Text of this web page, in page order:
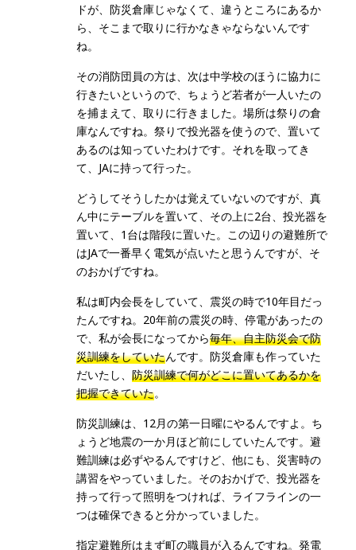
ドが、防災倉庫じゃなくて、違うところにあるか
ら、そこまで取りに行かなきゃならないんです
ね。
その消防団員の方は、次は中学校のほうに協力に
行きたいというので、ちょうど若者が一人いたの
を捕まえて、取りに行きました。場所は祭りの倉
庫なんですね。祭りで投光器を使うので、置いて
あるのは知っていたわけです。それを取ってき
て、JAに持って行った。
どうしてそうしたかは覚えていないのですが、真
ん中にテーブルを置いて、その上に2台、投光器を
置いて、1台は階段に置いた。この辺りの避難所で
はJAで一番早く電気が点いたと思うんですが、そ
のおかげですね。
私は町内会長をしていて、震災の時で10年目だっ
たんですね。20年前の震災の時、停電があったの
で、私が会長になってから毎年、自主防災会で防
災訓練をしていたんです。防災倉庫も作っていた
だいたし、防災訓練で何がどこに置いてあるかを
把握できていた。
防災訓練は、12月の第一日曜にやるんですよ。ち
ょうど地震の一か月ほど前にしていたんです。避
難訓練は必ずやるんですけど、他にも、災害時の
講習をやっていました。そのおかげで、投光器を
持って行って照明をつければ、ライフラインの一
つは確保できると分かっていました。
指定避難所はまず町の職員が入るんですね。発電